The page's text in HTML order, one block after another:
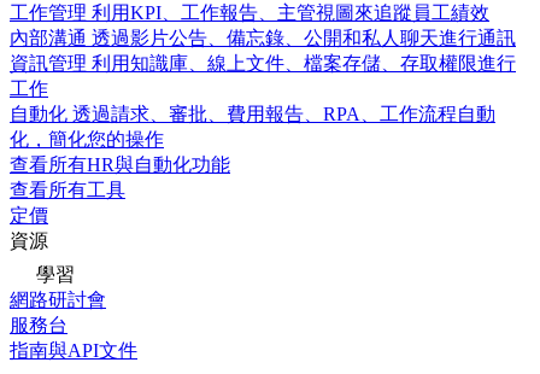
工作管理 利用KPI、工作報告、主管視圖來追蹤員工績效
內部溝通 透過影片公告、備忘錄、公開和私人聊天進行通訊
資訊管理 利用知識庫、線上文件、檔案存儲、存取權限進行
工作
自動化 透過請求、審批、費用報告、RPA、工作流程自動
化，簡化您的操作
查看所有HR與自動化功能
查看所有工具
定價
資源
學習
網路研討會
服務台
指南與API文件